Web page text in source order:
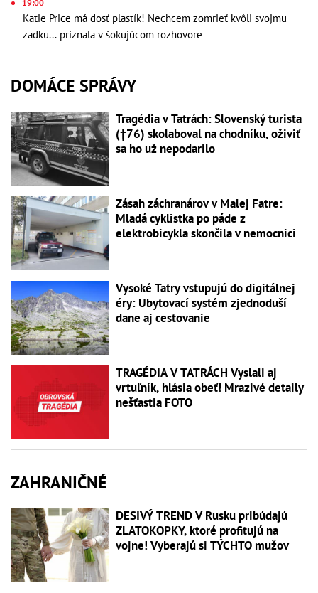
19:00
Katie Price má dosť plastík! Nechcem zomrieť kvôli svojmu
zadku... priznala v šokujúcom rozhovore
DOMÁCE SPRÁVY
Tragédia v Tatrách: Slovenský turista
(†76) skolaboval na chodníku, oživiť
sa ho už nepodarilo
Zásah záchranárov v Malej Fatre:
Mladá cyklistka po páde z
elektrobicykla skončila v nemocnici
Vysoké Tatry vstupujú do digitálnej
éry: Ubytovací systém zjednoduší
dane aj cestovanie
TRAGÉDIA V TATRÁCH Vyslali aj
vrtuľník, hlásia obeť! Mrazivé detaily
nešťastia FOTO
ZAHRANIČNÉ
DESIVÝ TREND V Rusku pribúdajú
ZLATOKOPKY, ktoré profitujú na
vojne! Vyberajú si TÝCHTO mužov